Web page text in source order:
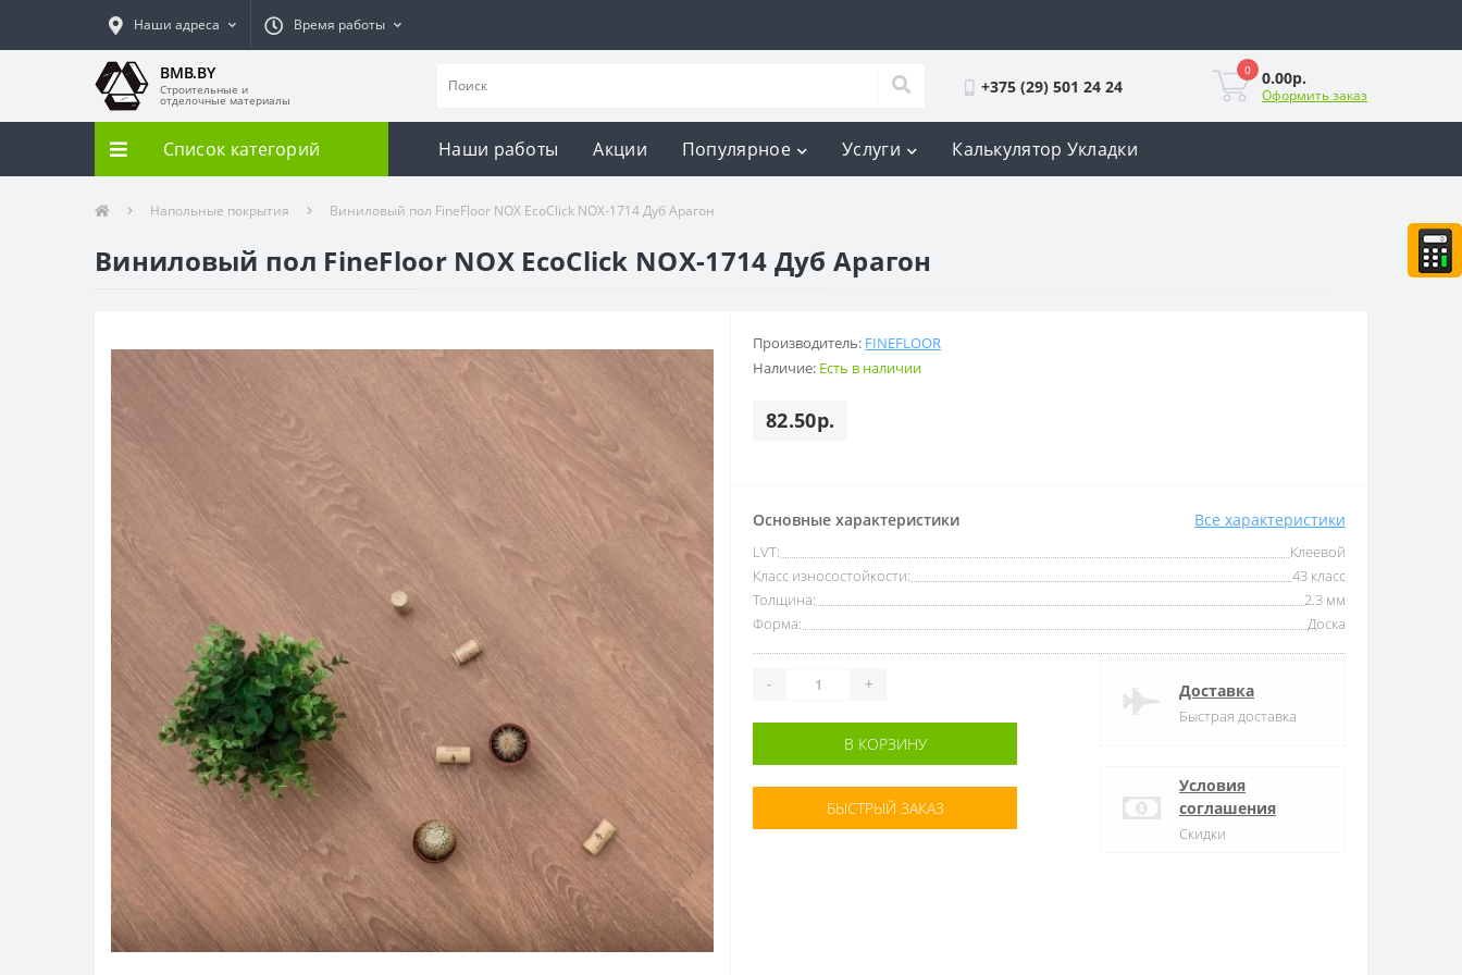
Наши адреса Время работы
BMB.BY
Строительные и
отделочные материалы
+375 (29) 501 24 24
0 0.00р.
Оформить заказ
Список категорий Наши работы Акции Популярное Услуги Калькулятор Укладки
Напольные покрытия Виниловый пол FineFloor NOX EcoClick NOX-1714 Дуб Арагон
Виниловый пол FineFloor NOX EcoClick NOX-1714 Дуб Арагон
Производитель: FINEFLOOR
Наличие: Есть в наличии
82.50р.
Основные характеристики Все характеристики
LVT:
Клеевой
Класс износостойкости:
43 класс
Толщина:
2.3 мм
Форма:
Доска
- +
В КОРЗИНУ
БЫСТРЫЙ ЗАКАЗ
Доставка
Быстрая доставка
Условия
соглашения
Скидки